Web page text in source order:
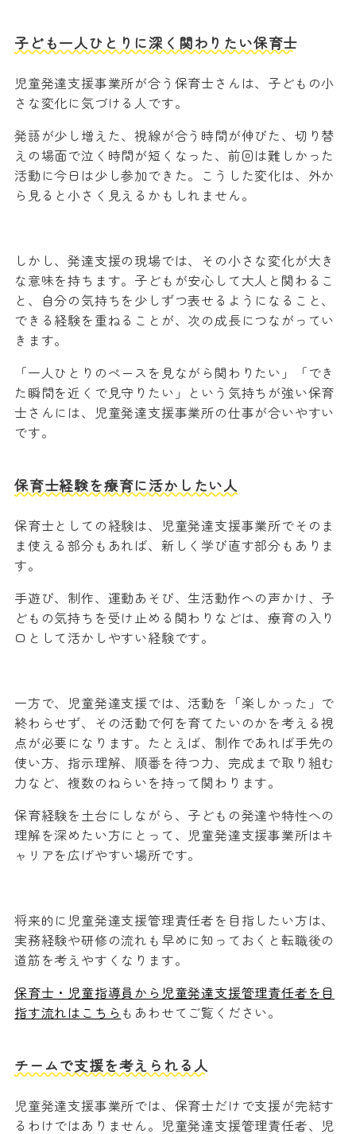
子ども一人ひとりに深く関わりたい保育士
児童発達支援事業所が合う保育士さんは、子どもの小
さな変化に気づける人です。
発語が少し増えた、視線が合う時間が伸びた、切り替
えの場面で泣く時間が短くなった、前回は難しかった
活動に今日は少し参加できた。こうした変化は、外か
ら見ると小さく見えるかもしれません。
しかし、発達支援の現場では、その小さな変化が大き
な意味を持ちます。子どもが安心して大人と関わるこ
と、自分の気持ちを少しずつ表せるようになること、
できる経験を重ねることが、次の成長につながってい
きます。
「一人ひとりのペースを見ながら関わりたい」「でき
た瞬間を近くで見守りたい」という気持ちが強い保育
士さんには、児童発達支援事業所の仕事が合いやすい
です。
保育士経験を療育に活かしたい人
保育士としての経験は、児童発達支援事業所でそのま
ま使える部分もあれば、新しく学び直す部分もありま
す。
手遊び、制作、運動あそび、生活動作への声かけ、子
どもの気持ちを受け止める関わりなどは、療育の入り
口として活かしやすい経験です。
一方で、児童発達支援では、活動を「楽しかった」で
終わらせず、その活動で何を育てたいのかを考える視
点が必要になります。たとえば、制作であれば手先の
使い方、指示理解、順番を待つ力、完成まで取り組む
力など、複数のねらいを持って関わります。
保育経験を土台にしながら、子どもの発達や特性への
理解を深めたい方にとって、児童発達支援事業所はキ
ャリアを広げやすい場所です。
将来的に児童発達支援管理責任者を目指したい方は、
実務経験や研修の流れも早めに知っておくと転職後の
道筋を考えやすくなります。
保育士・児童指導員から児童発達支援管理責任者を目
指す流れはこちら もあわせてご覧ください。
チームで支援を考えられる人
児童発達支援事業所では、保育士だけで支援が完結す
るわけではありません。児童発達支援管理責任者、児